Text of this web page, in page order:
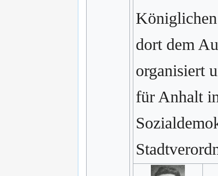
dort dem
organisiert
für Anhalt